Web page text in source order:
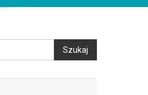
Szukaj